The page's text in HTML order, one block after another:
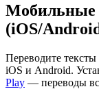
Мобильные
(iOS/
Переводите тексты
iOS и Android.
Play — переводы